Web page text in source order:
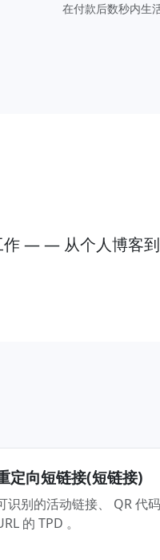
在付款后数秒内生活
作 — — 从个人博客
定向短链接(短链接)
识别的活动链接、 QR 代
的 TPD 。